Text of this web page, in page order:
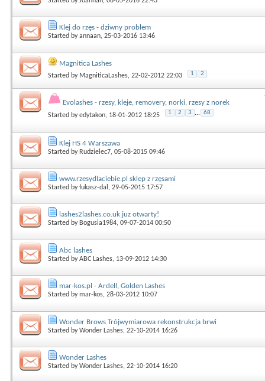
Klej do rzęs - dziwny problem
Started byannaan, 25-03-2016 13:46
Magnitica Lashes
Started by MagniticaLashes, 22-02-2012 22:03 1 2
Evolashes - rzesy, kleje, removery, norki, rzesy z norek
Started byedytakon, 18-01-2012 18:25 1 2 3 ... 68
Klej HS 4 Warszawa
Started by Rudzielec7, 05-08-2015 09:46
www.rzesydlaciebie.pl sklep z rzęsami
Started byłukasz-dal , 29-05-2015 17:57
lashes2lashes.co.uk juz otwarty!
Started byBogusia1984, 09-07-2014 00:50
Abc lashes
Started byABC Lashes, 13-09-2012 14:30
mar-kos.pl - Ardell, Golden Lashes
Started bymar-kos, 28-03-2012 10:07
Wonder Brows Trójwymiarowa rekonstrukcja brwi
Started byWonder Lashes, 22-10-2014 16:26
Wonder Lashes
Started byWonder Lashes, 22-10-2014 16:20